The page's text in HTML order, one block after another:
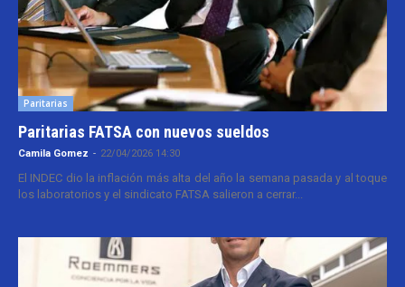
Paritarias
Paritarias FATSA con nuevos sueldos
Camila Gomez - 22/04/2026 14:30
El INDEC dio la inflación más alta del año la semana pasada y al toque
los laboratorios y el sindicato FATSA salieron a cerrar...